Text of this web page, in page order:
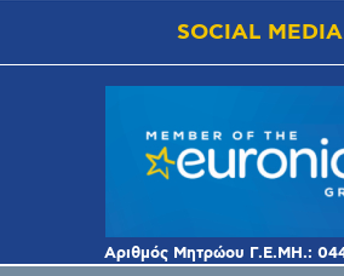
SOCIAL MEDIA